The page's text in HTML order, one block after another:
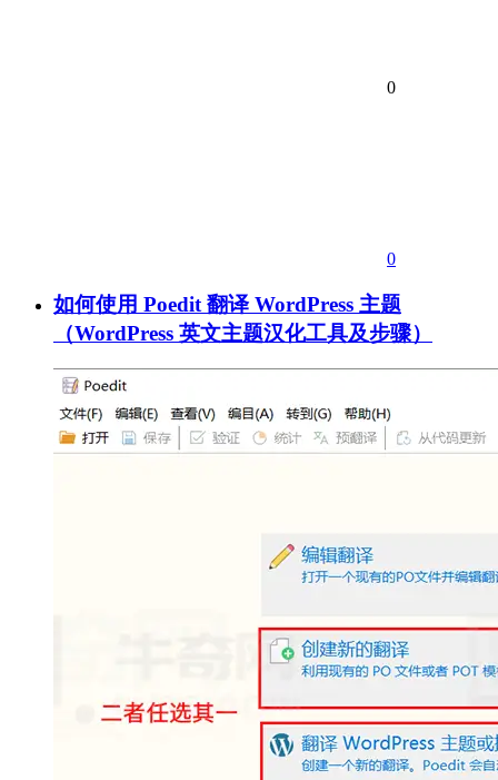
0
0
如何使用 Poedit 翻译 WordPress 主题
（WordPress 英文主题汉化工具及步骤）